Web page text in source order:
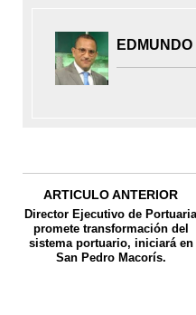
ARTICULO ANTERIOR
Director Ejecutivo de Portuaria
promete transformación del
sistema portuario, iniciará en
San Pedro Macorís.